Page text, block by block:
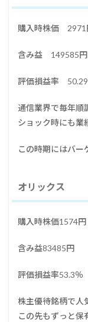
購入時株価 2971
含み益 149585円
評価損益率
通信業界で毎年順
ショック時にも業
この時期にはバー
オリックス
購入時株価1574円
含み益83485円
評価損益率53.3％
株主優待銘柄で人
この先もずっと保